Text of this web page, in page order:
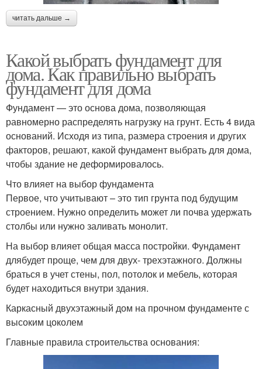
читать дальше →
Какой выбрать фундамент для
дома. Как правильно выбрать
фундамент для дома
Фундамент — это основа дома, позволяющая
равномерно распределять нагрузку на грунт. Есть 4 вида
оснований. Исходя из типа, размера строения и других
факторов, решают, какой фундамент выбрать для дома,
чтобы здание не деформировалось.
Что влияет на выбор фундамента
Первое, что учитывают – это тип грунта под будущим
строением. Нужно определить может ли почва удержать
столбы или нужно заливать монолит.
На выбор влияет общая масса постройки. Фундамент
длябудет проще, чем для двух- трехэтажного. Должны
браться в учет стены, пол, потолок и мебель, которая
будет находиться внутри здания.
Каркасный двухэтажный дом на прочном фундаменте с
высоким цоколем
Главные правила строительства основания: